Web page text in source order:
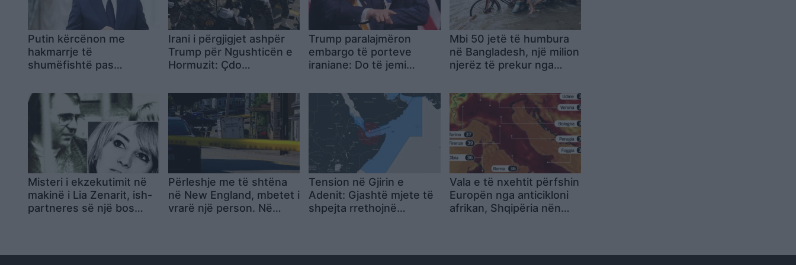
Putin kërcënon me
hakmarrje të
shumëfishtë pas
tokën ruse
Irani i përgjigjet ashpër
Trump për Ngushticën e
Hormuzit: Çdo
shihet si kërcënim
Trump paralajmëron
embargo të porteve
iraniane: Do të jemi
Mbi 50 jetë të humbura
në Bangladesh, një milion
njerëz të prekur nga
Misteri i ekzekutimit në
makinë i Lia Zenarit, ish-
partneres së një bos
Përleshje me të shtëna
në New England, mbetet i
vrarë një person. Në
Tension në Gjirin e
Adenit: Gjashtë mjete të
shpejta rrethojnë
Vala e të nxehtit përfshin
Europën nga anticikloni
afrikan, Shqipëria nën